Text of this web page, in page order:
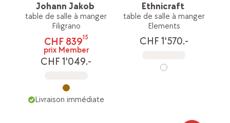
Johann Jakob
table de salle à manger
Filigrano
CHF 83915
prix Member
CHF 1'049.-
Livraison immédiate
Ethnicraft
table de salle à manger
Elements
CHF 1'570.-